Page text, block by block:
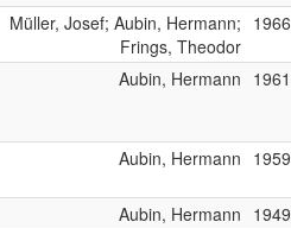
Müller, Josef; Aubin, Hermann;
Frings, Theodor
1966
Aubin, Hermann 1961
Aubin, Hermann 1959
Aubin, Hermann 1949